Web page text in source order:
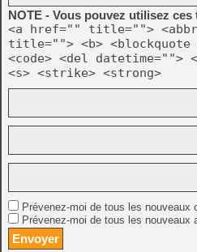
NOTE - Vous pouvez utilisez
<a href="" title="">
title=""> <b>
<code> <del datetime="">
<s> <strike> <strong>
Prévenez-moi de tous les nouveaux
Prévenez-moi de tous les nouveaux